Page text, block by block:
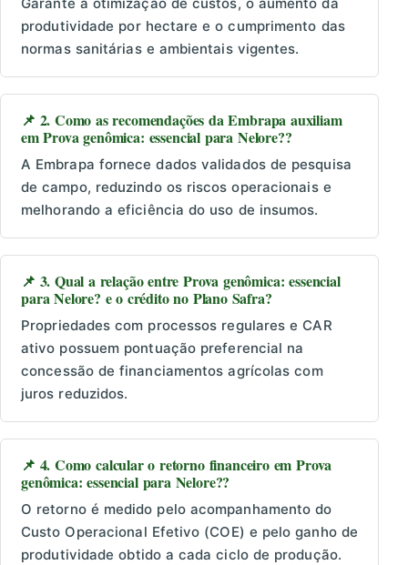
Garante a otimização de custos, o aumento da
produtividade por hectare e o cumprimento das
normas sanitárias e ambientais vigentes.
📌 2. Como as recomendações da Embrapa auxiliam
em Prova genômica: essencial para Nelore??
A Embrapa fornece dados validados de pesquisa
de campo, reduzindo os riscos operacionais e
melhorando a eficiência do uso de insumos.
📌 3. Qual a relação entre Prova genômica: essencial
para Nelore? e o crédito no Plano Safra?
Propriedades com processos regulares e CAR
ativo possuem pontuação preferencial na
concessão de financiamentos agrícolas com
juros reduzidos.
📌 4. Como calcular o retorno financeiro em Prova
genômica: essencial para Nelore??
O retorno é medido pelo acompanhamento do
Custo Operacional Efetivo (COE) e pelo ganho de
produtividade obtido a cada ciclo de produção.